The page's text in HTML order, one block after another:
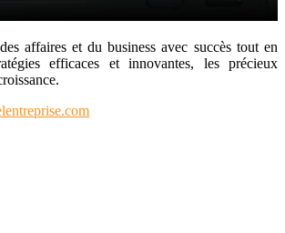
affaires et du business avec succès tout en
efficaces et innovantes, les précieux